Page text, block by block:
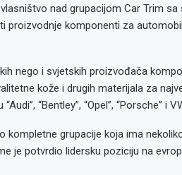
nad grupacijom Car Trim sa
proizvodnje komponenti za
nego i svjetskih proizvođača
kože i drugih materijala za
“Bentley”, “Opel”, “Porsche” i
kompletne grupacije koja ima
je potvrdio lidersku poziciju na